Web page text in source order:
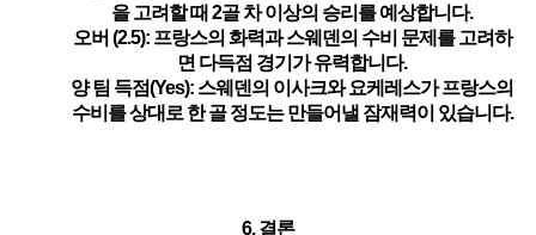
을 고려할 때 2골 차 이상의 승리를 예상합니다.
오버 (2.5): 프랑스의 화력과 스웨덴의 수비 문제를 고려하
면 다득점 경기가 유력합니다.
양 팀 득점(Yes): 스웨덴의 이사크와 요케레스가 프랑스의
수비를 상대로 한 골 정도는 만들어낼 잠재력이 있습니다.
6. 결론